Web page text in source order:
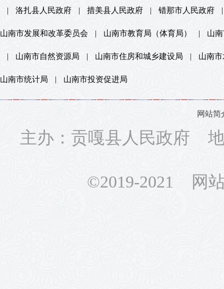
| 洛扎县人民政府 | 措美县人民政府 | 错那市人民政府 |
山南市发展和改革委员会 | 山南市教育局（体育局） | 山
| 山南市自然资源局 | 山南市住房和城乡建设局 | 山南
山南市统计局 | 山南市投资促进局
网站简
主办：贡嘎县人民政府
©2019-2021 网